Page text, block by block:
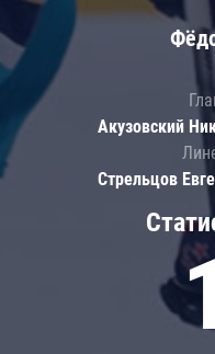
Акузовский
Стрельцов